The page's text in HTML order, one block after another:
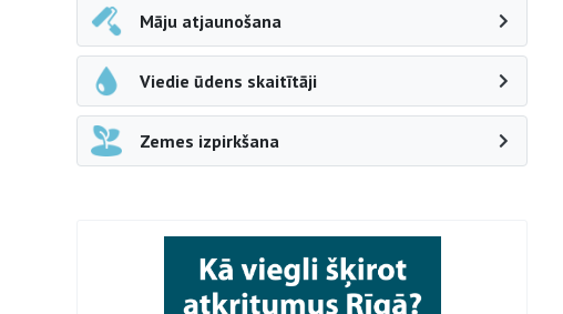
Māju atjaunošana
Viedie ūdens skaitītāji
Zemes izpirkšana